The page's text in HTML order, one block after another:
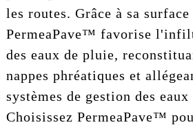
les routes. Grâce à sa surface
PermeaPave™ favorise
des eaux de pluie,
nappes phréatiques et
systèmes de gestion des
Choisissez PermeaPave™